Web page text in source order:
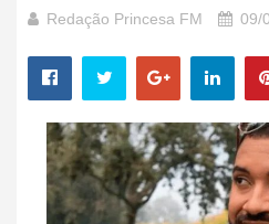
Redação Princesa FM 09/